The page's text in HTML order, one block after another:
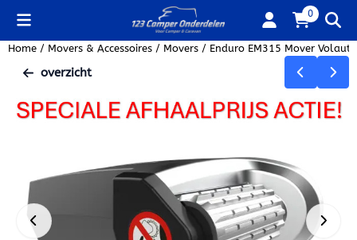
Cookievoorkeuren zijn beschikbaar. Kies instellingen of sta
0
Home / Movers & Accessoires / Movers / Enduro EM315 Mover
overzicht